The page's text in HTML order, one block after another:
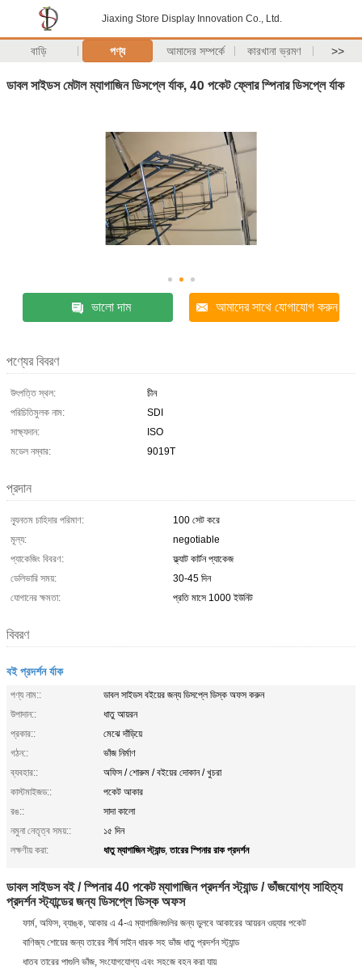
Jiaxing Store Display Innovation Co., Ltd.
বাড়ি পণ্য আমাদের সম্পর্কে কারখানা ভ্রমণ >>
ডাবল সাইডস মেটাল ম্যাগাজিন ডিসপ্লে র্যাক, 40 পকেট ফ্লোর স্পিনার ডিসপ্লে র্যাক
ভালো দাম আমাদের সাথে যোগাযোগ করুন
পণ্যের বিবরণ
উৎপত্তি স্থল:
চীন
পরিচিতিমুলক নাম:
SDI
সাক্ষ্যদান:
ISO
মডেল নম্বার:
9019T
প্রদান
ন্যূনতম চাহিদার পরিমাণ:
100 সেট করে
মূল্য:
negotiable
প্যাকেজিং বিবরণ:
ফ্ল্যাট কার্টন প্যাকেজ
ডেলিভারি সময়:
30-45 দিন
যোগানের ক্ষমতা:
প্রতি মাসে 1000 ইউনিট
বিবরণ
বই প্রদর্শন র্যাক
পণ্য নাম::
ডাবল সাইডস বইয়ের জন্য ডিসপ্লে ডিস্ক অফস করুন
উপাদান::
ধাতু আয়রন
প্রকার::
মেঝে দাঁড়িয়ে
গঠন::
ভাঁজ নির্মাণ
ব্যবহার::
অফিস / শোরুম / বইয়ের দোকান / খুচরা
কাস্টমাইজড::
পকেট আকার
রঙ::
সাদা কালো
নমুনা নেতৃত্ব সময়::
১৫ দিন
লক্ষণীয় করা:
ধাতু ম্যাগাজিন স্ট্যান্ড,তারের স্পিনার রাক প্রদর্শন
ডাবল সাইডস বই / স্পিনার 40 পকেট ম্যাগাজিন প্রদর্শন স্ট্যান্ড / ভাঁজযোগ্য সাহিত্য
প্রদর্শন স্ট্যান্ডের জন্য ডিসপ্লে ডিস্ক অফস
ফার্ম, অফিস, ব্যাঙ্ক, আকার এ 4-এ ম্যাগাজিনগুলির জন্য ডুলবে আকারের আয়রন ওয়্যার পকেট
বাণিজ্য শোয়ের জন্য তারের শীর্ষ সাইন ধারক সহ ভাঁজ ধাতু প্রদর্শন স্ট্যান্ড
ধাতব তারের পাগুলি ভাঁজ, সংযোগযোগ্য এবং সহজে বহন করা যায়